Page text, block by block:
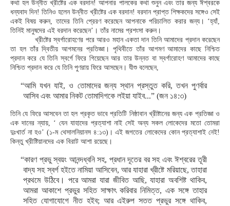
কথা হল উন্নীত খ্রীষ্টের এক বরদান! আপনার পালকের কথা শুনুন এবং তার জন্য ঈশ্বরকে
ধন্যবাদ দিন! তিনিও হলেন উন্নীত খ্রীষ্টের এক বরদান! বরদান প্রাপ্ত শিক্ষকদের সঙ্গেও সেই
একই বিষয় করুন, তাদের তিনি প্রেরণ করেছেন আপনাকে পরিচালিত করার জন্য। ‘হ্যাঁ,
তিনিই মানুষদের এই বরদান করেছেন’। তাঁর নামের প্রশংসা করুন।
খ্রীষ্টের স্বর্গারোহণের পরে আরও মহান একতা দান তিনি আমাদের প্রদান করেছেন
তা হল তাঁর দ্বিতীয় আগমনের প্রতিজ্ঞা। পৃথিবীতে তাঁর আগমণ আমাদের কাছে নিশ্চিত
প্রদান করে যে তিনি স্বর্গে ফিরে গিয়েছেন আর তার উন্নত বা স্বর্গারোহণ আমাদের কাছে
নিশ্চিত প্রদান করে যে তিনি পুণরায় ফিরে আসছেন। যীশু বলেছেন,
“আমি যখন যাই, ও তোমাদের জন্য স্থান প্রস্তুত করি, তখন পুণর্বার
আসিব এবং আমার নিকট তোমাদিগকে লইয়া যাইব...” (জন ১৪:৩)
তিনি যে ফিরে আসবেন তা হল প্রকৃত ভাবে প্রতিটি নিষ্ঠাবান খ্রীষ্টানের জন্য এক প্রতিজ্ঞা ও
এক দানের ন্যায়, ‘ যেন যাহাদের প্রত্যাশা নাই সেই অন্য সকল লোকেদের মতো তোমরা
দুঃখার্ত না হও’ (১-ম থেসালনিয়ানস ৪:১৩)। এই জগতের লোকেদের কোন প্রত্যাশাই নেই!
কিন্তু খ্রীষ্টিয়ানদের এক বিরাট আশা রয়েছে।
“কারণ প্রভু স্বয়ং আনন্দধ্বনি সহ, প্রধান দূতের বর সহ এবং ঈশ্বরের তূরী
বাদ্য সহ স্বর্গ হইতে নামিয়া আসিবেন, আর যাহারা খ্রীষ্টে মরিয়াছে, তাহারা
প্রথমে উঠিবে। পরে আমরা যারা জীবিত আছি, যাহারা অবশিষ্ট থাকিব,
আমরা আকাশে প্রভুর সহিত সাক্ষাৎ করিবার নিমিত্ত, এক সঙ্গে তাহার
সহিত যোগাযোগে নীত হইব; আর এইরুপ সতত প্রভুর সঙ্গে থাকিব,